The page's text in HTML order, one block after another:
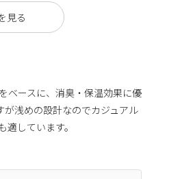
ベースに、消臭・保温効果に優
浅めの設計なのでカジュアル
しています。